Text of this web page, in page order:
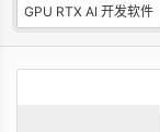
GPU RTX AI 开发软件